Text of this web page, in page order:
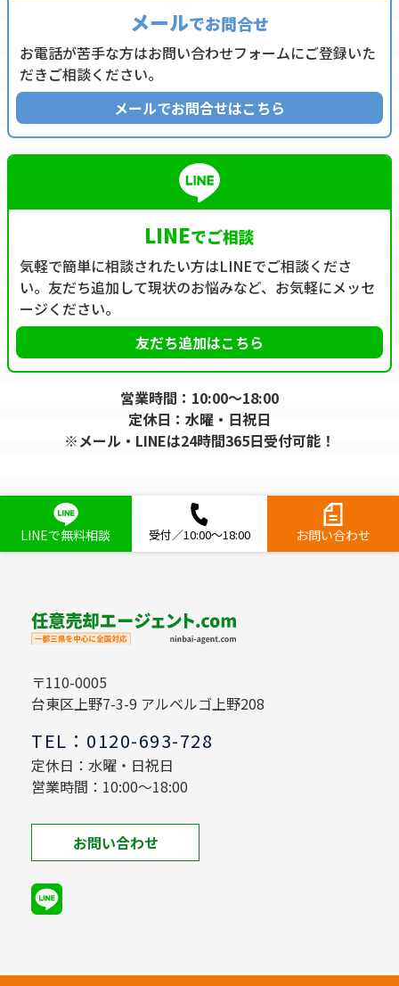
メールでお問合せ
お電話が苦手な方はお問い合わせフォームにご登録いた
だきご相談ください。
メールでお問合せはこちら
LINEでご相談
気軽で簡単に相談されたい方はLINEでご相談くださ
い。友だち追加して現状のお悩みなど、お気軽にメッセ
ージください。
友だち追加はこちら
営業時間：10:00～18:00
定休日：水曜・日祝日
※メール・LINEは24時間365日受付可能！
LINEで無料相談 受付／10:00～18:00 お問い合わせ
〒110-0005
台東区上野7-3-9 アルベルゴ上野208
TEL：0120-693-728
定休日：水曜・日祝日
営業時間：10:00～18:00
お問い合わせ